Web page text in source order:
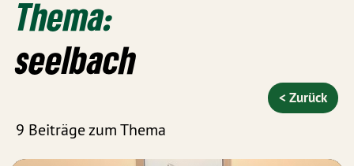
Thema:
seelbach
9 Beiträge zum Thema
< Zurück